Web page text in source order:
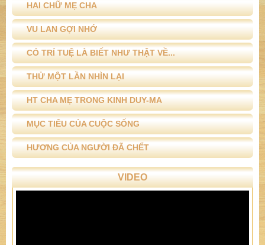
HAI CHỮ MẸ CHA
VU LAN GỢI NHỚ
CÓ TRÍ TUỆ LÀ BIẾT NHƯ THẬT VỀ...
THỬ MỘT LẦN NHÌN LẠI
HT CHA MẸ TRONG KINH DUY-MA
MỤC TIÊU CỦA CUỘC SỐNG
HƯƠNG CỦA NGƯỜI ĐÃ CHẾT
VIDEO